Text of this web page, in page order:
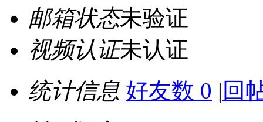
邮箱状态未验证
视频认证未认证
统计信息 好友数 0 | 回